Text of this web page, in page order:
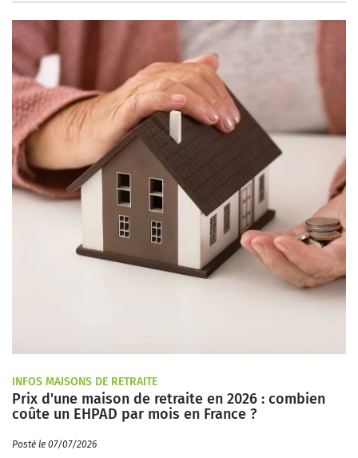
INFOS MAISONS DE RETRAITE
Prix d'une maison de retraite en 2026 : combien
coûte un EHPAD par mois en France ?
Posté le 07/07/2026